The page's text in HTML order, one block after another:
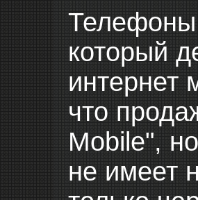
Телефоны
который
интернет
что
Mobile",
не имеет